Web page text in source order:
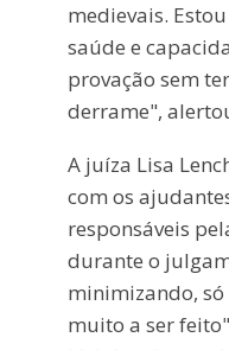
medievais.
saúde e
provação sem
derrame",
A juíza Lisa
com os
responsáveis
durante o
minimizando, só
muito a ser